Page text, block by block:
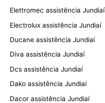
Elettromec assistência Jundiaí
Electrolux assistência Jundiaí
Ducane assistência Jundiaí
Diva assistência Jundiaí
Dcs assistência Jundiaí
Dako assistência Jundiaí
Dacor assistência Jundiaí